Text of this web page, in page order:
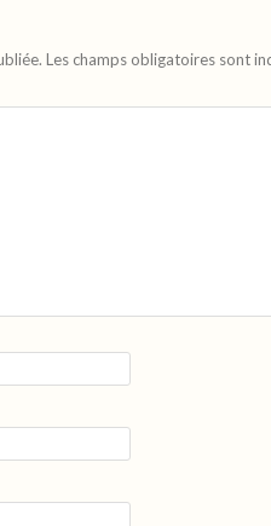
Les champs obligatoires sont